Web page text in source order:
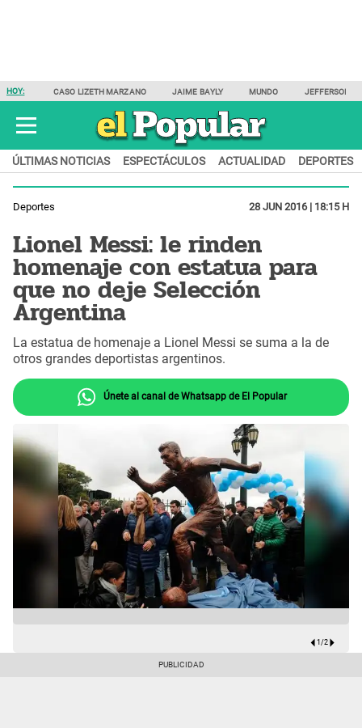
HOY: CASO LIZETH MARZANO JAIME BAYLY MUNDO JEFFERSON
ÚLTIMAS NOTICIAS ESPECTÁCULOS ACTUALIDAD DEPORTES
Deportes 28 JUN 2016 | 18:15 H
Lionel Messi: le rinden
homenaje con estatua para
que no deje Selección
Argentina
La estatua de homenaje a Lionel Messi se suma a la de
otros grandes deportistas argentinos.
Únete al canal de Whatsapp de El Popular
1/2